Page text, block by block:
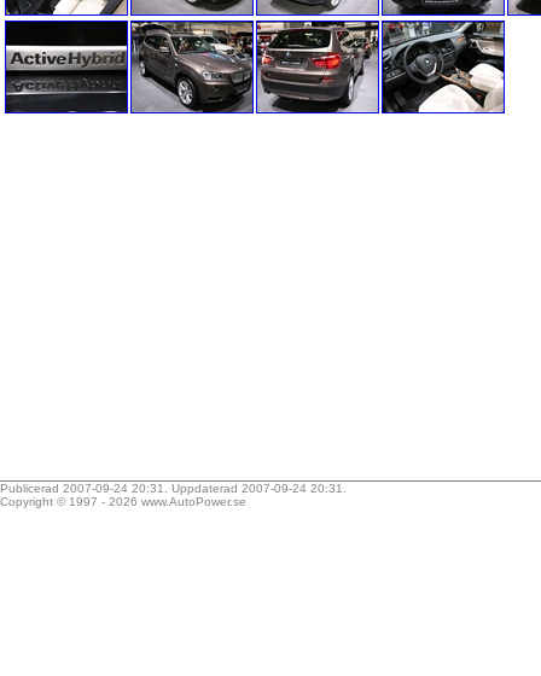
Publicerad 2007-09-24 20:31. Uppdaterad 2007-09-24 20:31.
Copyright © 1997 - 2026 www.AutoPower.se